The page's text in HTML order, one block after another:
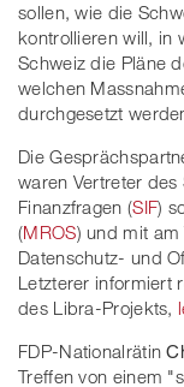
sollen, wie die
kontrollieren will, in
Schweiz die Pläne
welchen
durchgesetzt
Die
waren Vertreter
Finanzfragen (SIF)
(MROS) und mit
Datenschutz- und
Letzterer informiert
des Libra-Projekts,
FDP-Nationalrätin
Treffen von einem